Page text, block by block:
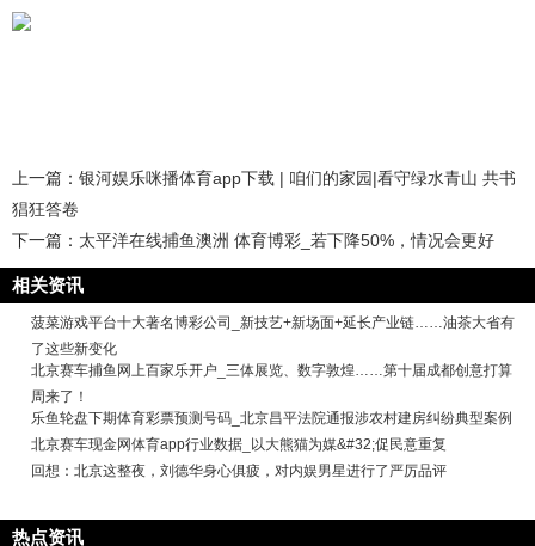
上一篇： 银河娱乐咪播体育app下载 | 咱们的家园|看守绿水青山 共书
猖狂答卷
下一篇： 太平洋在线捕鱼澳洲 体育博彩_若下降50%，情况会更好
相关资讯
菠菜游戏平台十大著名博彩公司_新技艺+新场面+延长产业链……油茶大省有
了这些新变化
北京赛车捕鱼网上百家乐开户_三体展览、数字敦煌……第十届成都创意打算
周来了！
乐鱼轮盘下期体育彩票预测号码_北京昌平法院通报涉农村建房纠纷典型案例
北京赛车现金网体育app行业数据_以大熊猫为媒&#32;促民意重复
回想：北京这整夜，刘德华身心俱疲，对内娱男星进行了严厉品评
热点资讯